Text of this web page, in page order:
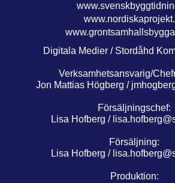
Digitala Medier / Stordåhd
Verksamhetsansvarig/
Jon Mattias Högberg /
Försäljningschef:
Lisa Hofberg /
Försäljning:
Lisa Hofberg /
Produktion: